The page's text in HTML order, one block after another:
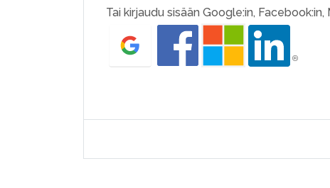
Tai kirjaudu sisään Google:in,